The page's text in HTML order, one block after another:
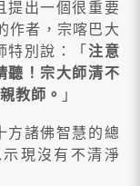
提出一個很重要
作者，宗喀巴大
特別說：「注意
聽！宗大師清不
教師。 」
方諸佛智慧的總
現沒有不清淨